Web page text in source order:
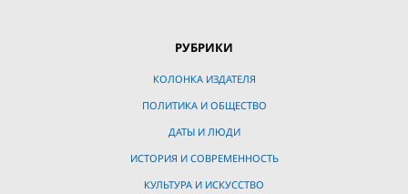
РУБРИКИ
КОЛОНКА ИЗДАТЕЛЯ
ПОЛИТИКА И ОБЩЕСТВО
ДАТЫ И ЛЮДИ
ИСТОРИЯ И СОВРЕМЕННОСТЬ
КУЛЬТУРА И ИСКУССТВО